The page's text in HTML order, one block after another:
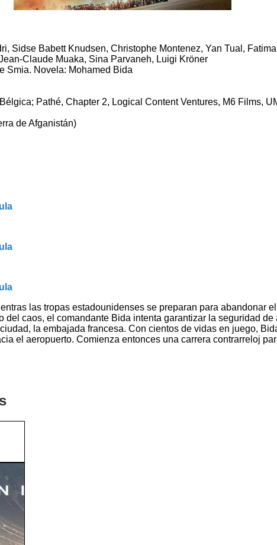
Sidse Babett Knudsen, Christophe Montenez, Yan Tual,
Claude Muaka, Sina Parvaneh, Luigi Kröner
Smia. Novela: Mohamed Bida
Pathé, Chapter 2, Logical Content Ventures, M6 Films,
de Afganistán)
las tropas estadounidenses se preparan para abandonar
del caos, el comandante Bida intenta garantizar la seguridad
la embajada francesa. Con cientos de vidas en juego,
el aeropuerto. Comienza entonces una carrera contrarreloj